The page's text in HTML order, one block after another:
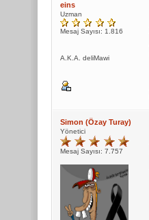
eins
Uzman
Mesaj Sayısı: 1.816
A.K.A. deliMawi
Simon (Özay Turay)
Yönetici
Mesaj Sayısı: 7.757